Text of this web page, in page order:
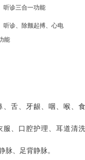
听诊三合一功能
听诊、除颤起搏、心电
能
舌、牙龈、咽、喉、
、口腔护理、耳道清
脉、足背静脉。